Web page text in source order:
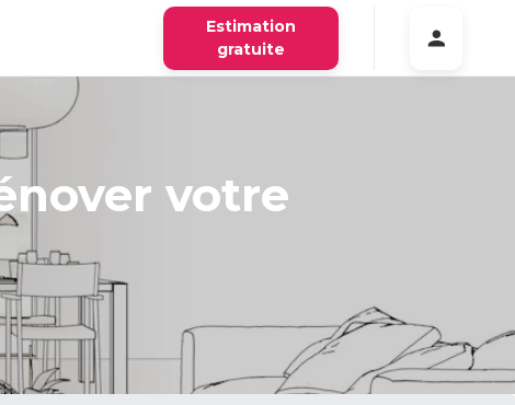
Estimation
gratuite
votre